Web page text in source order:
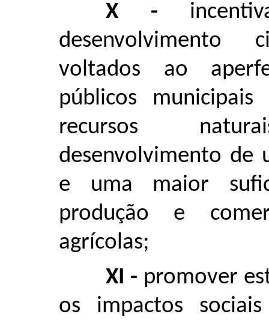
X -
desenvolvimento
voltados ao
públicos
recursos
desenvolvimento de
e uma maior
produção e
agrícolas;
XI - promover
os impactos